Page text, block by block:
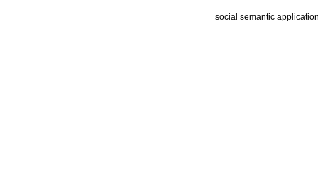
social semantic